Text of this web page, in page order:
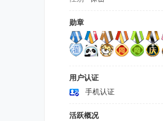
勋章
用户认证
手机认证
活跃概况